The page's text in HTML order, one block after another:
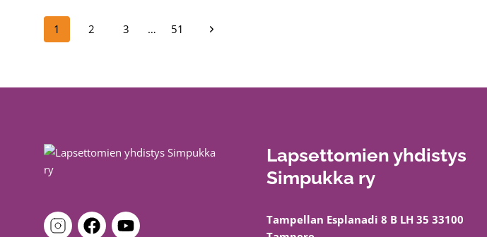
VALOKUVANÄYTTELY
Sivunavigointi
1 2 3 … 51
Seuraava
Lapsettomien yhdistys
Simpukka ry
Tampellan Esplanadi 8 B LH 35 33100